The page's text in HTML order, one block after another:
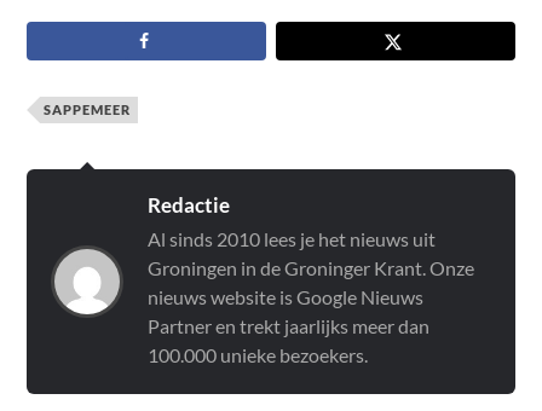
SAPPEMEER
Redactie
Al sinds 2010 lees je het nieuws uit
Groningen in de Groninger Krant. Onze
nieuws website is Google Nieuws
Partner en trekt jaarlijks meer dan
100.000 unieke bezoekers.